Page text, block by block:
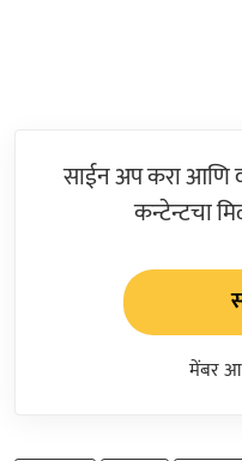
साईन अप करा आणि
कन्टेन्टचा
मेंबर